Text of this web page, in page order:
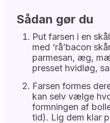
Sådan gør du
Put farsen i en
med ‘rå’bacon
parmesan, æg,
presset hvidløg,
Farsen formes
kan selv vælge
formningen af
tid). Lig dem klar